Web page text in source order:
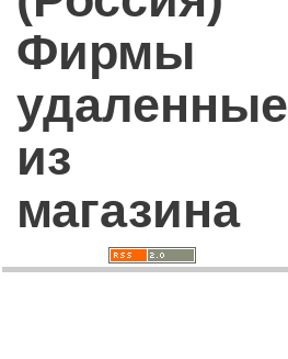
Фирмы
удаленные
из
магазина